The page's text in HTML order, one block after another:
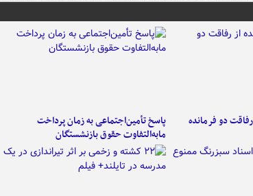
دو فرمانده‌
پاسخ تأمین‌اجتماعی به زمان پرداخت
مابه‌التفاوت حقوق بازنشستگان